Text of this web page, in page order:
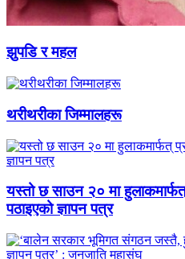
झुपडि र महल
थरीथरीका जिम्मालहरू
यस्तो छ साउन २० मा
पठाइएको ज्ञापन पत्र